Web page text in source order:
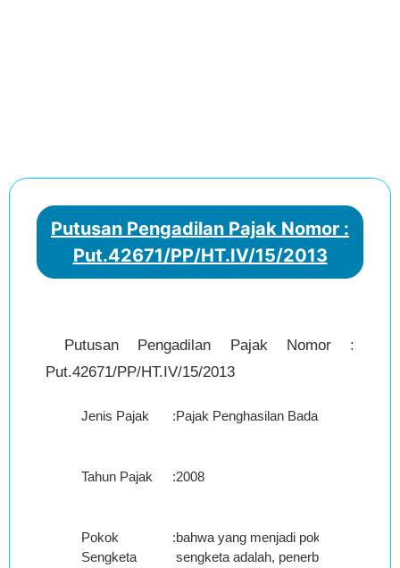
Putusan Pengadilan Pajak Nomor :
Put.42671/PP/HT.IV/15/2013
Putusan Pengadilan Pajak Nomor :
Put.42671/PP/HT.IV/15/2013
Jenis Pajak :Pajak Penghasilan Badan
Tahun Pajak :2008
Pokok
Sengketa
:bahwa yang menjadi pokok
sengketa adalah, penerbitan